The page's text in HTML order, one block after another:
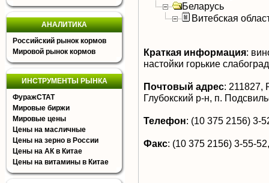
АНАЛИТИКА
Российский рынок кормов
Мировой рынок кормов
ИНСТРУМЕНТЫ РЫНКА
ФуражСТАТ
Мировые биржи
Мировые цены
Цены на масличные
Цены на зерно в России
Цены на АК в Китае
Цены на витамины в Китае
Беларусь
Витебская
Краткая информация:
настойки горькие
Почтовый адрес: 211827,
Глубокский р-н, п.
Телефон: (10 375 2156) 3-
Факс: (10 375 2156) 3-55-